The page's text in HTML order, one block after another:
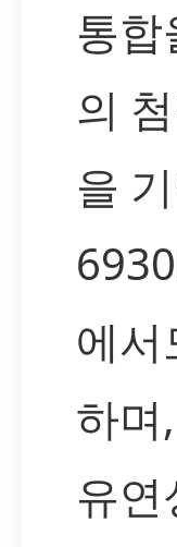
통
의
을
에
하며
유